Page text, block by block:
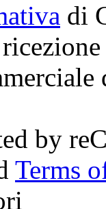
di
by
Terms